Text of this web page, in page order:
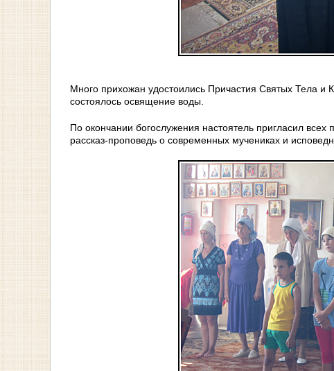
Много прихожан удостоились Причастия Святых Тела и
состоялось освящение воды.
По окончании богослужения настоятель пригласил
рассказ-проповедь о современных мучениках и